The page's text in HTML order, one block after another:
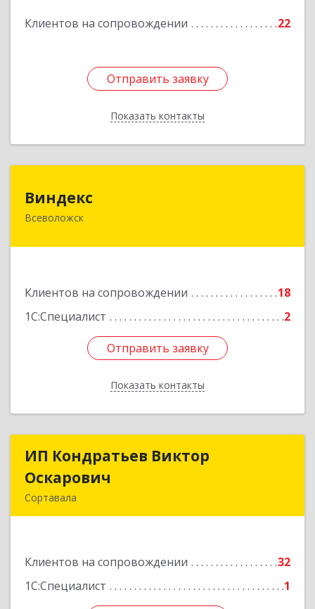
Клиентов на сопровождении 22
Отправить заявку
Показать контакты
Отправить заявку
Назад
Виндекс
Всеволожск
Клиентов на сопровождении
18
1С:Специалист
2
Отправить заявку
Показать контакты
188643, Ленинградская обл, Всеволожский р-н,
Подробнее
Отправить заявку
Назад
ИП Кондратьев Виктор
Оскарович
Сортавала
Клиентов на сопровождении
32
1С:Специалист
1
ИП Кондратьев Виктор
Подробнее